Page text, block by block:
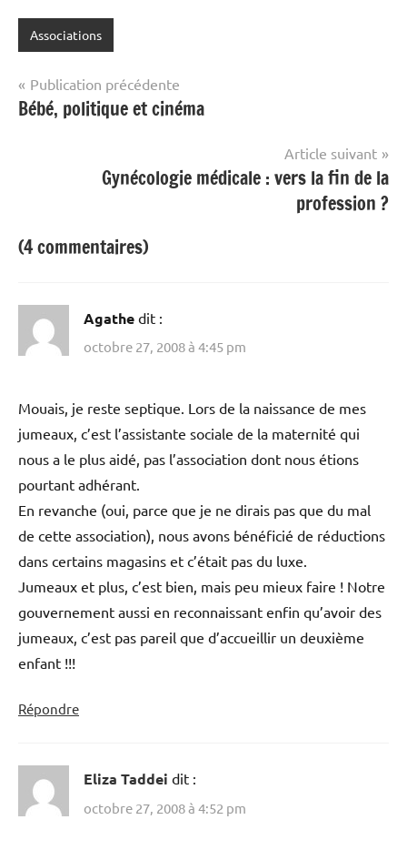
Associations
Navigation
de
Publication précédente
Bébé, politique et cinéma
Article suivant
Gynécologie médicale : vers la fin de la
profession ?
(4 commentaires)
Agathe dit :
octobre 27, 2008 à 4:45 pm
Mouais, je reste septique. Lors de la naissance de mes
jumeaux, c’est l’assistante sociale de la maternité qui
nous a le plus aidé, pas l’association dont nous étions
pourtant adhérant.
En revanche (oui, parce que je ne dirais pas que du mal
de cette association), nous avons bénéficié de réductions
dans certains magasins et c’était pas du luxe.
Jumeaux et plus, c’est bien, mais peu mieux faire ! Notre
gouvernement aussi en reconnaissant enfin qu’avoir des
jumeaux, c’est pas pareil que d’accueillir un deuxième
enfant !!!
Répondre
Eliza Taddei dit :
octobre 27, 2008 à 4:52 pm